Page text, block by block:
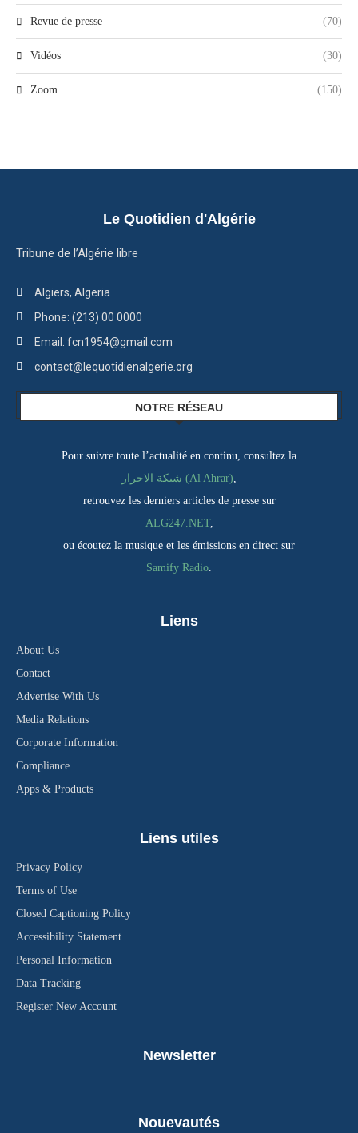
Revue de presse (70)
Vidéos (30)
Zoom (150)
Le Quotidien d'Algérie
Tribune de l’Algérie libre
Algiers, Algeria
Phone: (213) 00 0000
Email: fcn1954@gmail.com
contact@lequotidienalgerie.org
NOTRE RÉSEAU
Pour suivre toute l’actualité en continu, consultez la
شبكة الاحرار (Al Ahrar),
retrouvez les derniers articles de presse sur
ALG247.NET,
ou écoutez la musique et les émissions en direct sur
Samify Radio.
Liens
About Us
Contact
Advertise With Us
Media Relations
Corporate Information
Compliance
Apps & Products
Liens utiles
Privacy Policy
Terms of Use
Closed Captioning Policy
Accessibility Statement
Personal Information
Data Tracking
Register New Account
Newsletter
Nouevautés